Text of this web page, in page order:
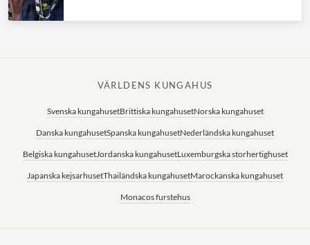
VÄRLDENS KUNGAHUS
Svenska kungahusetBrittiska kungahusetNorska kungahuset
Danska kungahusetSpanska kungahusetNederländska kungahuset
Belgiska kungahusetJordanska kungahusetLuxemburgska storhertighuset
Japanska kejsarhusetThailändska kungahusetMarockanska kungahuset
Monacos furstehus